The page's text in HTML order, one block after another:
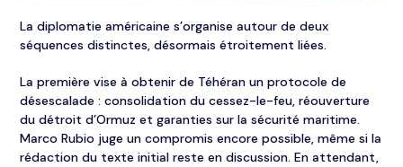
La diplomatie américaine s’organise autour de deux
séquences distinctes, désormais étroitement liées.
La première vise à obtenir de Téhéran un protocole de
désescalade : consolidation du cessez-le-feu, réouverture
du détroit d’Ormuz et garanties sur la sécurité maritime.
Marco Rubio juge un compromis encore possible, même si la
rédaction du texte initial reste en discussion. En attendant,